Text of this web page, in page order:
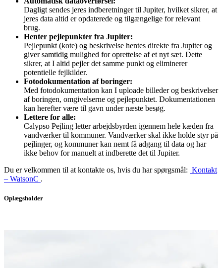
Dagligt sendes jeres indberetninger til Jupiter, hvilket sikrer, at
jeres data altid er opdaterede og tilgængelige for relevant
brug.
Henter pejlepunkter fra Jupiter:
Pejlepunkt (kote) og beskrivelse hentes direkte fra Jupiter og
giver samtidig mulighed for oprettelse af et nyt sæt. Dette
sikrer, at I altid pejler det samme punkt og eliminerer
potentielle fejlkilder.
Fotodokumentation af boringer:
Med fotodokumentation kan I uploade billeder og beskrivelser
af boringen, omgivelserne og pejlepunktet. Dokumentationen
kan herefter være til gavn under næste besøg.
Lettere for alle:
Calypso Pejling letter arbejdsbyrden igennem hele kæden fra
vandværker til kommuner. Vandværker skal ikke holde styr på
pejlinger, og kommuner kan nemt få adgang til data og har
ikke behov for manuelt at indberette det til Jupiter.
Du er velkommen til at kontakte os, hvis du har spørgsmål: Kontakt
– WatsonC .
Oplægsholder